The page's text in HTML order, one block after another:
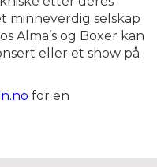
minneverdig selskap
Alma’s og Boxer kan
eller et show på
for en